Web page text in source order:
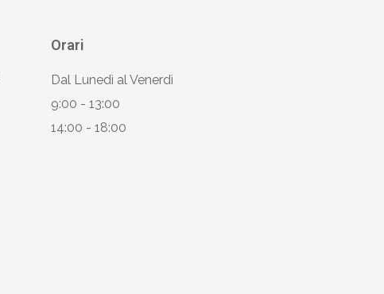
Orari
Dal Lunedì al Venerdì
9:00 - 13:00
14:00 - 18:00